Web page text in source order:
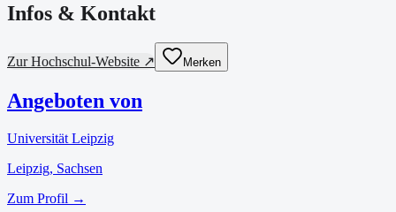
Infos & Kontakt
Zur Hochschul-Website ↗ Merken
Angeboten von
Universität Leipzig
Leipzig, Sachsen
Zum Profil →